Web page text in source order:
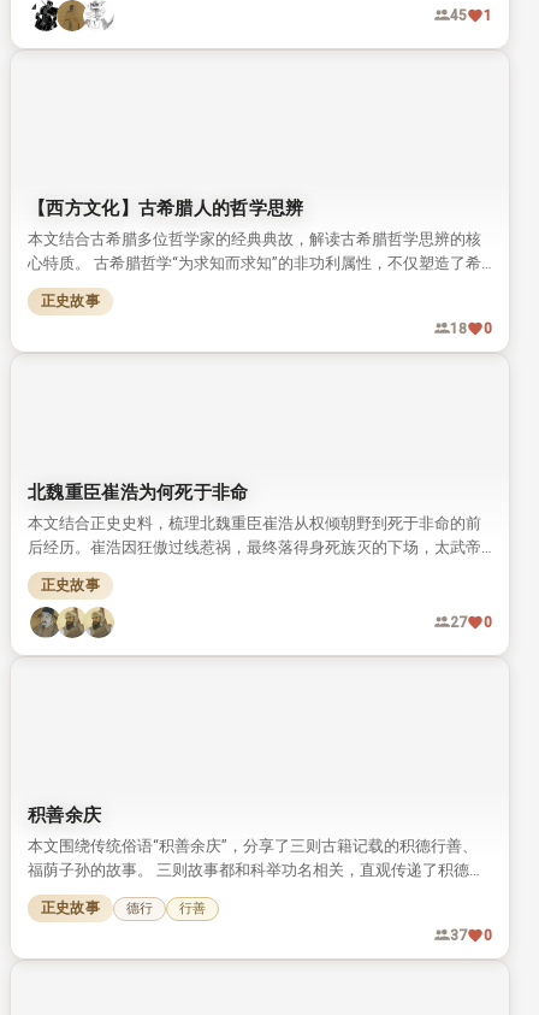
45 1
【西方文化】古希腊人的哲学思辨
本文结合古希腊多位哲学家的经典典故，解读古希腊哲学思辨的核
心特质。 古希腊哲学“为求知而求知”的非功利属性，不仅塑造了希
腊民族性格，还推动了早期科学理论体系的发展。
正史故事
18
0
北魏重臣崔浩为何死于非命
本文结合正史史料，梳理北魏重臣崔浩从权倾朝野到死于非命的前
后经历。崔浩因狂傲过线惹祸，最终落得身死族灭的下场，太武帝
拓跋焘也未得善终。
正史故事
27 0
积善余庆
本文围绕传统俗语“积善余庆”，分享了三则古籍记载的积德行善、
福荫子孙的故事。 三则故事都和科举功名相关，直观传递了积德传
家的传统文化理念。
正史故事 德行 行善
37 0